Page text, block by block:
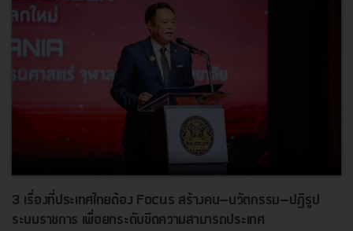
3 เรื่องที่ประเทศไทยต้อง Focus สร้างคน–นวัตกรรม–ปฏิรูป
ระบบราชการ เพื่อยกระดับขีดความสามารถประเทศ